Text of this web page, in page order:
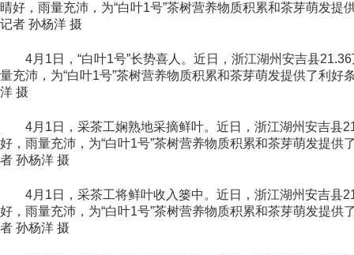
晴好，雨量充沛，为“白叶1号”茶树营养物质积累和茶芽萌发
记者 孙杨洋 摄
4月1日，“白叶1号”长势喜人。近日，浙江湖州安吉县
量充沛，为“白叶1号”茶树营养物质积累和茶芽萌发提供了利
洋 摄
4月1日，采茶工娴熟地采摘鲜叶。近日，浙江湖州安吉县
好，雨量充沛，为“白叶1号”茶树营养物质积累和茶芽萌发提
者 孙杨洋 摄
4月1日，采茶工将鲜叶收入篓中。近日，浙江湖州安吉县
好，雨量充沛，为“白叶1号”茶树营养物质积累和茶芽萌发提
者 孙杨洋 摄